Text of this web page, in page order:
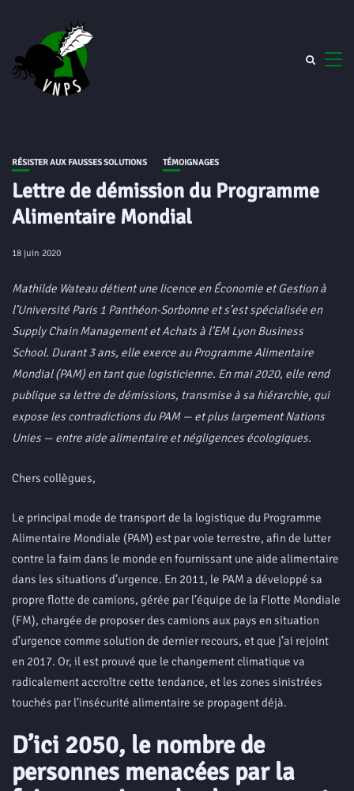
RÉSISTER AUX FAUSSES SOLUTIONS TÉMOIGNAGES
Lettre de démission du Programme
Alimentaire Mondial
18 juin 2020
Mathilde Wateau détient une licence en Économie et Gestion à
l’Université Paris 1 Panthéon-Sorbonne et s’est spécialisée en
Supply Chain Management et Achats à l’EM Lyon Business
School. Durant 3 ans, elle exerce au Programme Alimentaire
Mondial (PAM) en tant que logisticienne. En mai 2020, elle rend
publique sa lettre de démissions, transmise à sa hiérarchie, qui
expose les contradictions du PAM — et plus largement Nations
Unies — entre aide alimentaire et négligences écologiques.
Chers collègues,
Le principal mode de transport de la logistique du Programme
Alimentaire Mondiale (PAM) est par voie terrestre, afin de lutter
contre la faim dans le monde en fournissant une aide alimentaire
dans les situations d’urgence. En 2011, le PAM a développé sa
propre flotte de camions, gérée par l’équipe de la Flotte Mondiale
(FM), chargée de proposer des camions aux pays en situation
d’urgence comme solution de dernier recours, et que j’ai rejoint
en 2017. Or, il est prouvé que le changement climatique va
radicalement accroître cette tendance, et les zones sinistrées
touchés par l’insécurité alimentaire se propagent déjà.
D’ici 2050, le nombre de
personnes menacées par la